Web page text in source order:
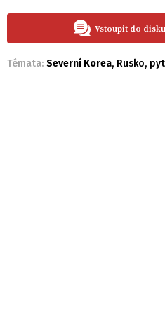
Vstoupit do
Témata: Severní Korea, Rusko,